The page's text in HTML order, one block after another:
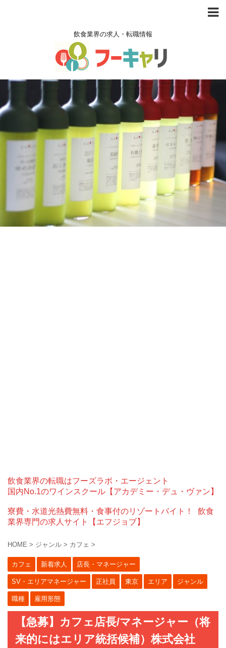
飲食業界の求人・転職情報
飲食業界の転職はフーズラボ・エージェント
国内No.1のワインスクール【アカデミー・デュ・ヴァン】
寮費・水道光熱費無料・食事付のリゾートバイト！
飲食
業界専門の求人サイト【エフジョブ】
HOME > ジャンル > カフェ >
カフェ 新着求人 店長・マネージャー
SV・エリアマネージャー 正社員 東京 エリア ジャンル
職種 雇用形態
【急募】カフェ店長/マネージャー（将
来的にはエリア統括候補）株式会社